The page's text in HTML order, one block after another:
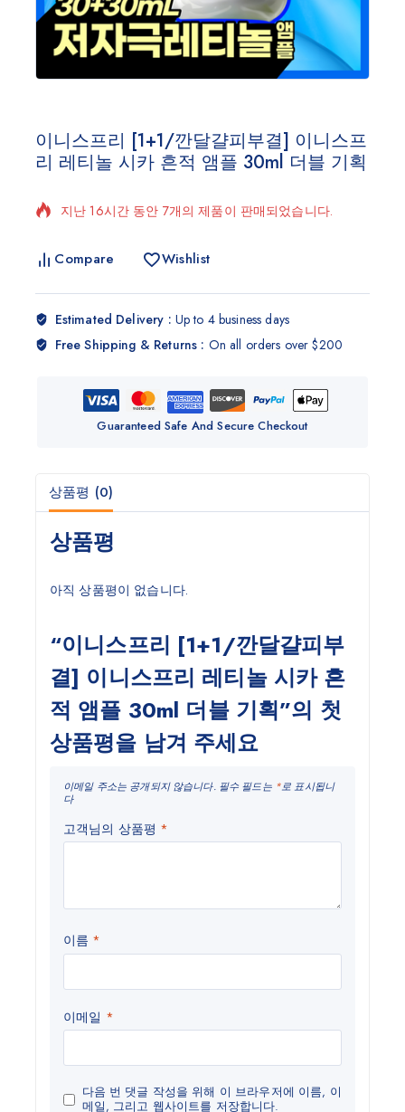
이니스프리 [1+1/깐달걀피부결] 이니스프
리 레티놀 시카 흔적 앰플 30ml 더블 기획
지난 16시간 동안 7개의 제품이 판매되었습니다.
빠르게 판매 중! 4명 이상이 장바구니에 담았습니다.
Compare Wishlist
Estimated Delivery : Up to 4 business days
Free Shipping & Returns : On all orders over $200
Guaranteed Safe And Secure Checkout
상품평 (0)
상품평
아직 상품평이 없습니다.
“이니스프리 [1+1/깐달걀피부
결] 이니스프리 레티놀 시카 흔
적 앰플 30ml 더블 기획”의 첫
상품평을 남겨 주세요
이메일 주소는 공개되지 않습니다. 필수 필드는 *로 표시됩니
다
고객님의 상품평 *
이름 *
이메일 *
다음 번 댓글 작성을 위해 이 브라우저에 이름, 이
메일, 그리고 웹사이트를 저장합니다.